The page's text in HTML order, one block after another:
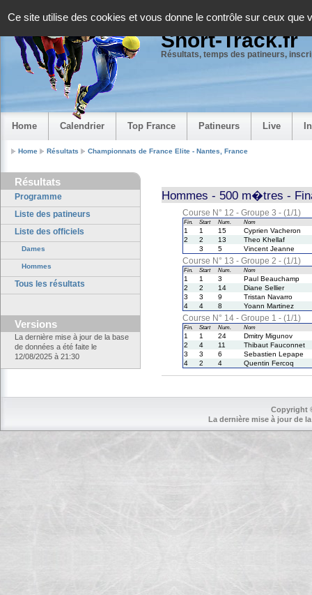
Ce site utilise des cookies et vous donne le contrôle sur ceux que
Short-Track.fr
Résultats, temps des patineurs,
Home Calendrier Top France Patineurs Live
Home Résultats Championnats de France Elite - Nantes, France
Résultats
Programme
Liste des patineurs
Liste des officiels
Dames
Hommes
Tous les résultats
Versions
La dernière mise à jour de la base
de données a été faite le
12/08/2025 à 21:30
Hommes - 500 m�tres -
Course N° 12 - Groupe 3 - (1/1)
Fin. Start Num. Nom
1 1 15
Cyprien Vacheron
2
2 13
Theo Khellaf
3
5 Vincent Jeanne
Course N° 13 - Groupe 2 - (1/1)
Fin. Start Num. Nom
1 1 3
Paul Beauchamp
2
2 14
Diane Sellier
3
3 9
Tristan Navarro
4
4 8 Yoann Martinez
Course N° 14 - Groupe 1 - (1/1)
Fin. Start Num. Nom
1 1 24
Dmitry Migunov
2
4 11
Thibaut Fauconnet
3
3 6
Sebastien Lepape
4
2 4 Quentin Fercoq
Copyright
La dernière mise à jour de